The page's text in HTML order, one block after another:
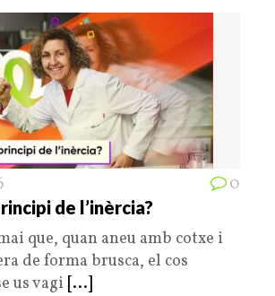
0
de l’inèrcia?
que, quan aneu amb cotxe i
de forma brusca, el cos
us vagi [...]